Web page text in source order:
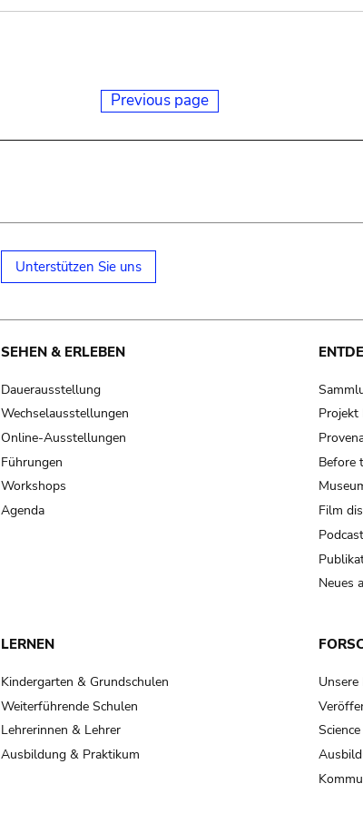
Previous page
Unterstützen Sie uns
SEHEN & ERLEBEN
Dauerausstellung
Wechselausstellungen
Online-Ausstellungen
Führungen
Workshops
Agenda
Projekt
Before
Film
Neues
LERNEN
Kindergarten & Grundschulen
Weiterführende Schulen
Lehrerinnen & Lehrer
Ausbildung & Praktikum